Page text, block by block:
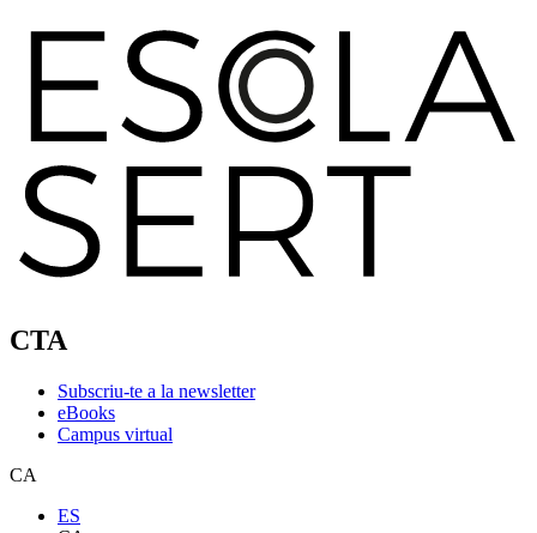
CTA
Subscriu-te a la newsletter
eBooks
Campus virtual
CA
ES